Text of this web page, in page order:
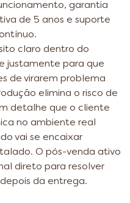
garantia
de 5 anos e suporte
claro dentro do
justamente para que
de virarem problema
elimina o risco de
detalhe que o cliente
no ambiente real
vai se encaixar
O pós-venda ativo
direto para resolver
da entrega.